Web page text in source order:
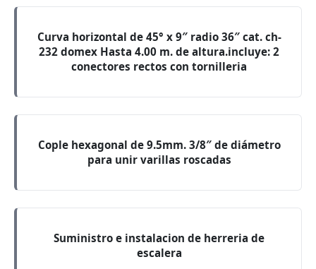
Curva horizontal de 45° x 9″ radio 36″ cat. ch-
232 domex Hasta 4.00 m. de altura.incluye: 2
conectores rectos con tornilleria
Cople hexagonal de 9.5mm. 3/8″ de diámetro
para unir varillas roscadas
Suministro e instalacion de herreria de
escalera